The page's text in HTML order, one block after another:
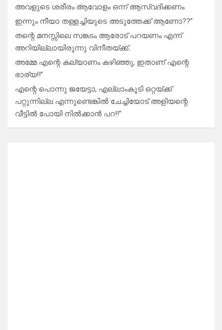
അവളുടെ ശരീരം ആവോളം ഒന്ന് ആസ്വദിക്കണം
ഇന്നും നീയാ തള്ളച്ചിയുടെ അടുത്തേക്ക് ആണോ??”
തന്റെ മനസ്സിലെ സങ്കടം ആരോട് പറയണം എന്ന്
അറിയില്ലായിരുന്നു വിനീതയ്ക്ക്..
അമ്മേ എന്റെ കല്യാണം കഴിഞ്ഞു, ഇതാണ് എന്റെ
ഭാര്യ!!”
എന്റെ പൊന്നു ജയേട്ടാ, എല്ലാംകൂടി ഒറ്റയ്ക്ക്
പറ്റുന്നില്ല എന്നുണ്ടെങ്കിൽ ചേച്ചിയോട് അളിയന്റെ
വീട്ടിൽ പോയി നിൽക്കാൻ പറ!!”